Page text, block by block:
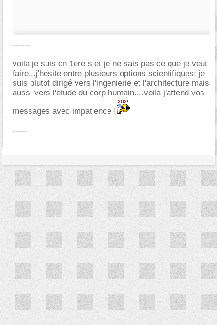
------
voila je suis en 1ere s et je ne sais pas ce que je veut
faire...j'hesite entre plusieurs options scientifiques; je
suis plutot dirigé vers l'ingenierie et l'architecture mais
aussi vers l'etude du corp humain....voila j'attend vos
messages avec impatience !
-----